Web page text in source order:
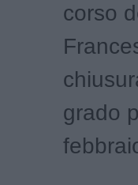
corso
grado